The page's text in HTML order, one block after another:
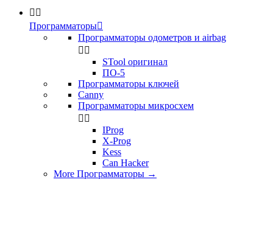
 
Программаторы
Программаторы одометров и airbag
 
STool оригинал
ПО-5
Программаторы ключей
Canny
Программаторы микросхем
 
IProg
X-Prog
Kess
Can Hacker
More Программаторы →